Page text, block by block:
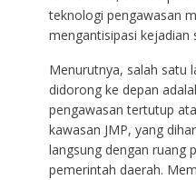
teknologi pengawasan
mengantisipasi kejadian
Menurutnya, salah satu
didorong ke depan
pengawasan tertutup
kawasan JMP, yang
langsung dengan ruang
pemerintah daerah.